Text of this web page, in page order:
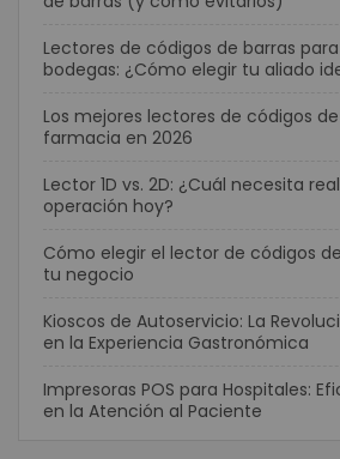
Lectores de códigos de barras
bodegas: ¿Cómo elegir tu aliado
Los mejores lectores de códigos
farmacia en 2026
Lector 1D vs. 2D: ¿Cuál necesita
operación hoy?
Cómo elegir el lector de códigos
tu negocio
Kioscos de Autoservicio: La
en la Experiencia Gastronómica
Impresoras POS para Hospitales:
en la Atención al Paciente